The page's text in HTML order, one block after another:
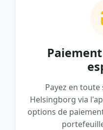
Payez en
Helsingborg via
options de